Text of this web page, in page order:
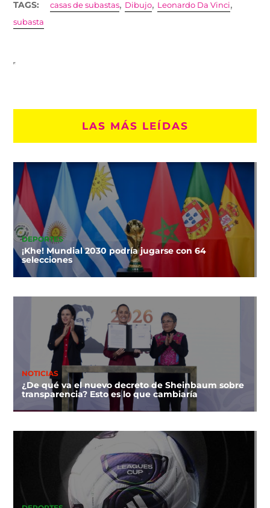
TAGS: casas de subastas, Dibujo, Leonardo Da Vinci,
subasta
LAS MÁS LEÍDAS
DEPORTES
¡Khe! Mundial 2030 podría jugarse con 64
selecciones
NOTICIAS
¿De qué va el nuevo decreto de Sheinbaum sobre
transparencia? Esto es lo que cambiaría